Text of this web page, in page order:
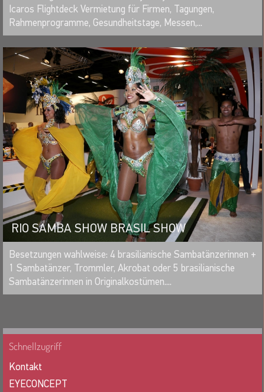
Icaros Flightdeck Vermietung für Firmen, Tagungen,
Rahmenprogramme, Gesundheitstage, Messen,...
RIO SAMBA SHOW BRASIL SHOW
MERKEN
Besetzungen wahlweise: 4 brasilianische Sambatänzerinnen +
1 Sambatänzer, Trommler, Akrobat oder 5 brasilianische
Sambatänzerinnen in Originalkostümen....
Schnellzugriff
Kontakt
EYECONCEPT